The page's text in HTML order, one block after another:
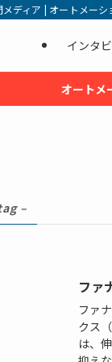
ディア | オートメー
インタ
オートメ
–
ファ
ファ
クス
は、